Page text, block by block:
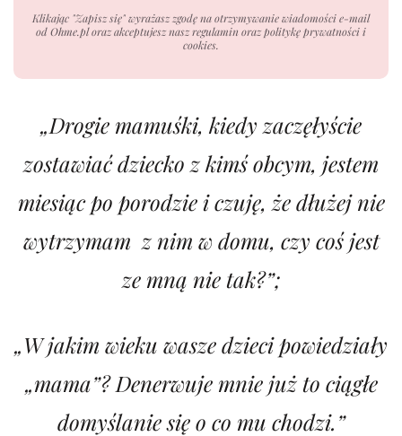
Klikając "Zapisz się" wyrażasz zgodę na otrzymywanie wiadomości e-mail
od Ohme.pl oraz akceptujesz nasz regulamin oraz politykę prywatności i
cookies.
„Drogie mamuśki, kiedy zaczęłyście
zostawiać dziecko z kimś obcym, jestem
miesiąc po porodzie i czuję, że dłużej nie
wytrzymam z nim w domu, czy coś jest
ze mną nie tak?”;
„W jakim wieku wasze dzieci powiedziały
„mama”? Denerwuje mnie już to ciągłe
domyślanie się o co mu chodzi.”